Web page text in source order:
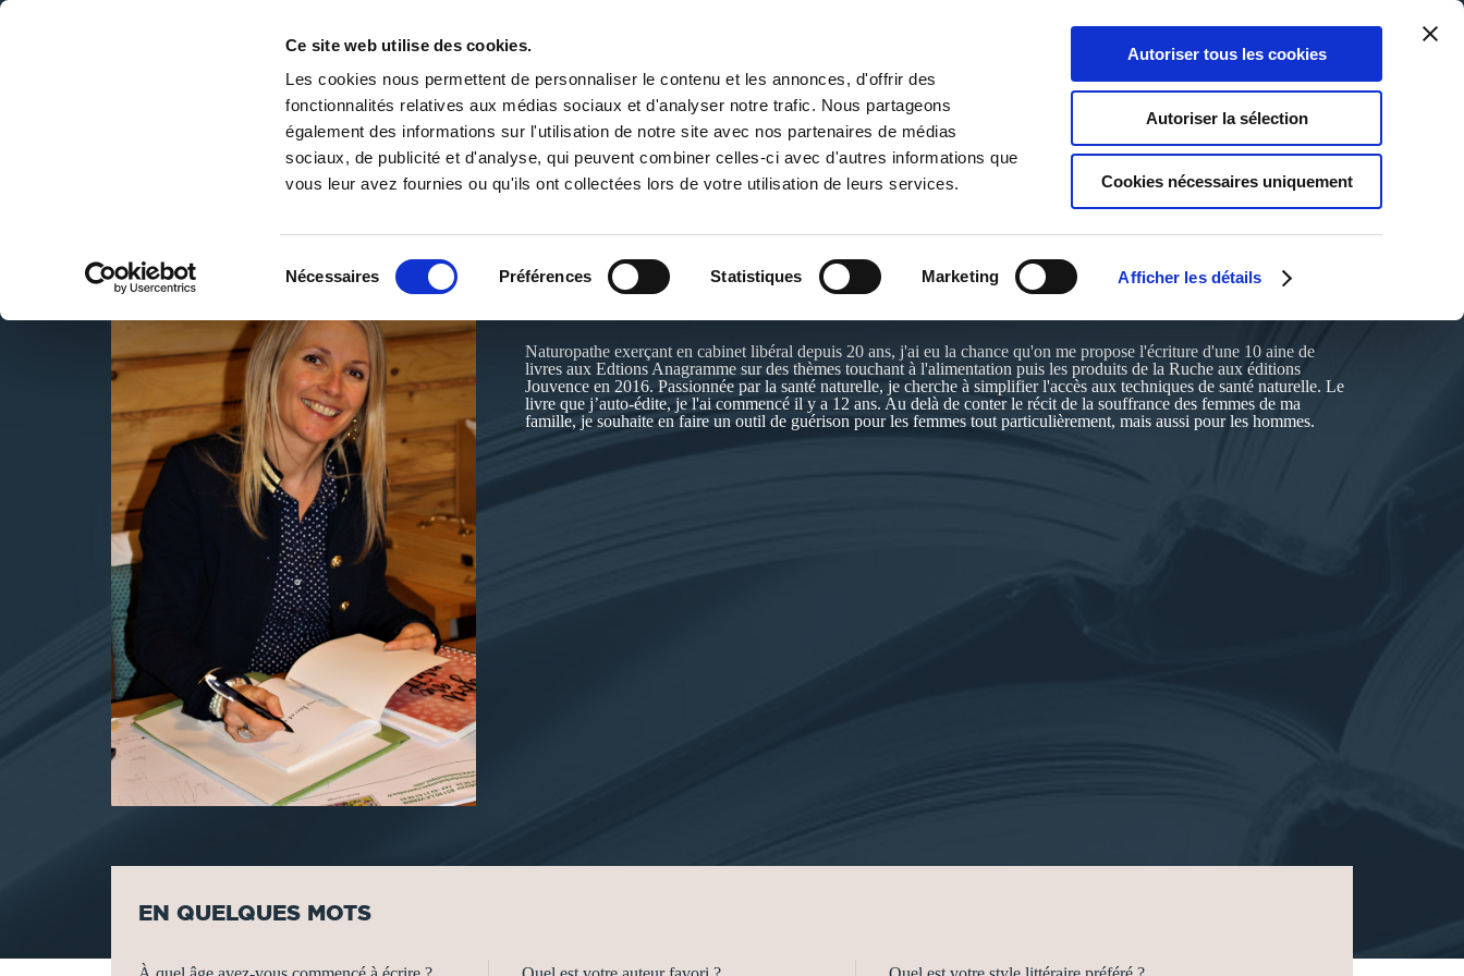
Ce site web utilise des cookies.
Les cookies nous permettent de personnaliser le contenu et les annonces, d'offrir des
fonctionnalités relatives aux médias sociaux et d'analyser notre trafic. Nous partageons
également des informations sur l'utilisation de notre site avec nos partenaires de médias
sociaux, de publicité et d'analyse, qui peuvent combiner celles-ci avec d'autres informations que
vous leur avez fournies ou qu'ils ont collectées lors de votre utilisation de leurs services.
Nécessaires Préférences Statistiques Marketing Afficher les détails
Autoriser tous les cookies
Autoriser la sélection
Cookies nécessaires uniquement
DE LA PAGE BLANCHE... AU BEST SELLER
0
Panier
0
Ma liste
Connexion
PUBLIER UN LIVRE LIBRAIRIE
JAFFRÉ-PASQUIET
JAFFRÉ-PASQUIET
Naturopathe exerçant en cabinet libéral depuis 20 ans, j'ai eu la chance qu'on me propose l'écriture d'une 10 aine de
livres aux Edtions Anagramme sur des thèmes touchant à l'alimentation puis les produits de la Ruche aux éditions
Jouvence en 2016. Passionnée par la santé naturelle, je cherche à simplifier l'accès aux techniques de santé naturelle. Le
livre que j’auto-édite, je l'ai commencé il y a 12 ans. Au delà de conter le récit de la souffrance des femmes de ma
famille, je souhaite en faire un outil de guérison pour les femmes tout particulièrement, mais aussi pour les hommes.
EN QUELQUES MOTS